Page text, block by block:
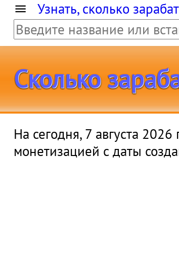
Узнать, сколько
Сколько
На сегодня, 7 августа
монетизацией с даты